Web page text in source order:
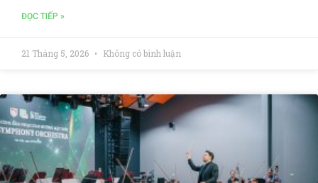
ĐỌC TIẾP »
21 Tháng 5, 2026 Không có bình luận